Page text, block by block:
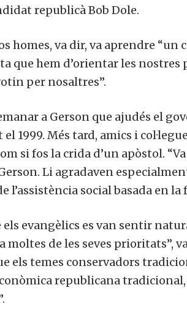
republicà Bob Dole.
homes, va dir, va aprendre “un
que hem d’orientar les
per nosaltres”.
a Gerson que ajudés el
1999. Més tard, amics i
si fos la crida d’un apòstol.
Li agradaven
l’assistència social basada en la
els evangèlics es van sentir
moltes de les seves prioritats”,
els temes conservadors
republicana